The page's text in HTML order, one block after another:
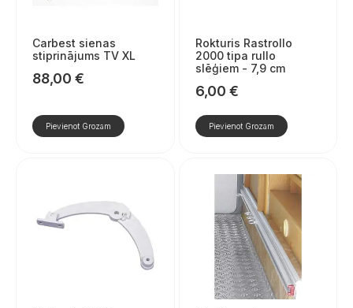
Carbest sienas
stiprinājums TV XL
88,00 €
Pievienot Grozam
Rokturis Rastrollo
2000 tipa rullo
slēģiem - 7,9 cm
6,00 €
Pievienot Grozam